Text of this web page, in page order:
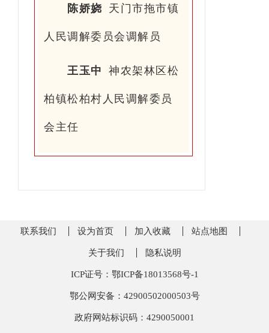
陈娇娆 天门市拖市镇
人民调解委员会调解员
王玉中 神农架林区松
柏镇松柏村人民调解委员
会主任
联系我们 设为首页 加入收藏 站点地图
关于我们 隐私说明
ICP证号：鄂ICP备18013568号-1
鄂公网安备：42900502000503号
政府网站标识码：4290050001